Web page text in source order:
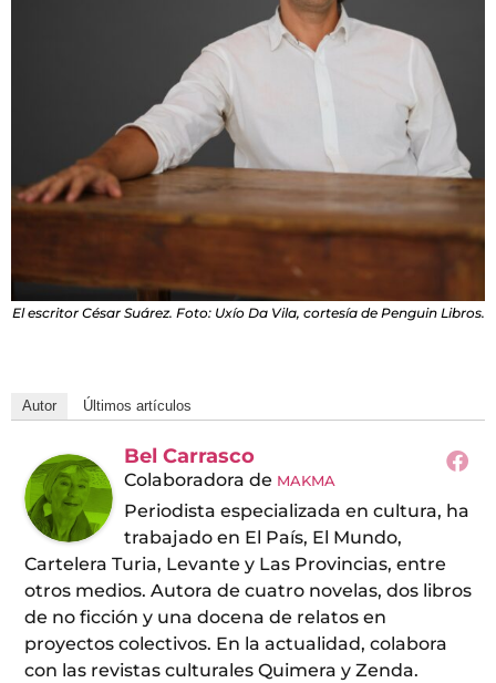
El escritor César Suárez. Foto: Uxío Da Vila, cortesía de Penguin Libros.
Autor Últimos artículos
Bel Carrasco
Colaboradora de MAKMA
Periodista especializada en cultura, ha
trabajado en El País, El Mundo,
Cartelera Turia, Levante y Las Provincias, entre
otros medios. Autora de cuatro novelas, dos libros
de no ficción y una docena de relatos en
proyectos colectivos. En la actualidad, colabora
con las revistas culturales Quimera y Zenda.